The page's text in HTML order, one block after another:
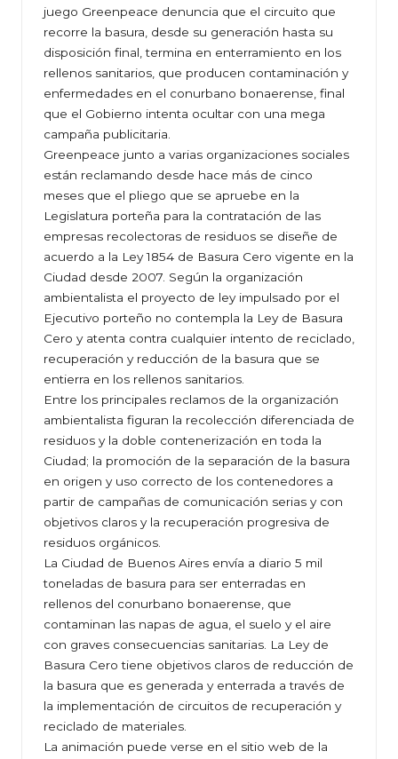
juego Greenpeace denuncia que el circuito que
recorre la basura, desde su generación hasta su
disposición final, termina en enterramiento en los
rellenos sanitarios, que producen contaminación y
enfermedades en el conurbano bonaerense, final
que el Gobierno intenta ocultar con una mega
campaña publicitaria.
Greenpeace junto a varias organizaciones sociales
están reclamando desde hace más de cinco
meses que el pliego que se apruebe en la
Legislatura porteña para la contratación de las
empresas recolectoras de residuos se diseñe de
acuerdo a la Ley 1854 de Basura Cero vigente en la
Ciudad desde 2007. Según la organización
ambientalista el proyecto de ley impulsado por el
Ejecutivo porteño no contempla la Ley de Basura
Cero y atenta contra cualquier intento de reciclado,
recuperación y reducción de la basura que se
entierra en los rellenos sanitarios.
Entre los principales reclamos de la organización
ambientalista figuran la recolección diferenciada de
residuos y la doble contenerización en toda la
Ciudad; la promoción de la separación de la basura
en origen y uso correcto de los contenedores a
partir de campañas de comunicación serias y con
objetivos claros y la recuperación progresiva de
residuos orgánicos.
La Ciudad de Buenos Aires envía a diario 5 mil
toneladas de basura para ser enterradas en
rellenos del conurbano bonaerense, que
contaminan las napas de agua, el suelo y el aire
con graves consecuencias sanitarias. La Ley de
Basura Cero tiene objetivos claros de reducción de
la basura que es generada y enterrada a través de
la implementación de circuitos de recuperación y
reciclado de materiales.
La animación puede verse en el sitio web de la